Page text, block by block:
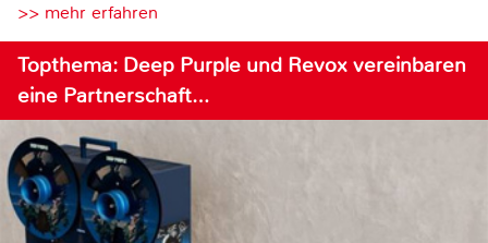
>> mehr erfahren
Topthema: Deep Purple und Revox vereinbaren
eine Partnerschaft…